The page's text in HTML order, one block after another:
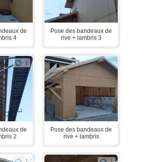
de
4
Pose des bandeaux de
rive + lambris 3
1
de
2
Pose des bandeaux de
rive + lambris